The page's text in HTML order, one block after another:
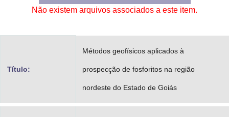
Gabinete de Segurança Institucional
Não existem arquivos associados a este item.
Título:
Métodos geofísicos aplicados à
prospecção de fosforitos na região
nordeste do Estado de Goiás